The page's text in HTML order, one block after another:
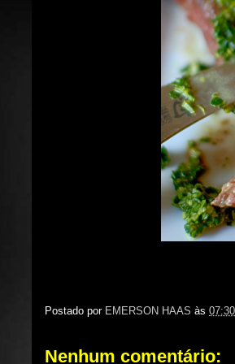
Postado por EMERSON HAAS às 07:30
Nenhum comentário: